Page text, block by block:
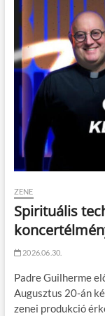
ZENE
Spirituális
2026.06.30.
Padre Guilherme
Augusztus 20-án
zenei produkció